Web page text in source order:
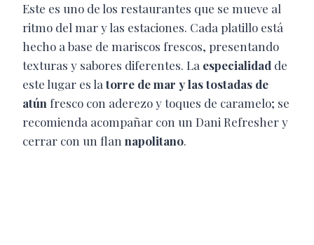
Este es uno de los restaurantes que se mueve al
ritmo del mar y las estaciones. Cada platillo está
hecho a base de mariscos frescos, presentando
texturas y sabores diferentes. La especialidad de
este lugar es latorre de mar y las tostadas de
atún fresco con aderezo y toques de caramelo; se
recomienda acompañar con un Dani Refresher y
cerrar con un flan napolitano.